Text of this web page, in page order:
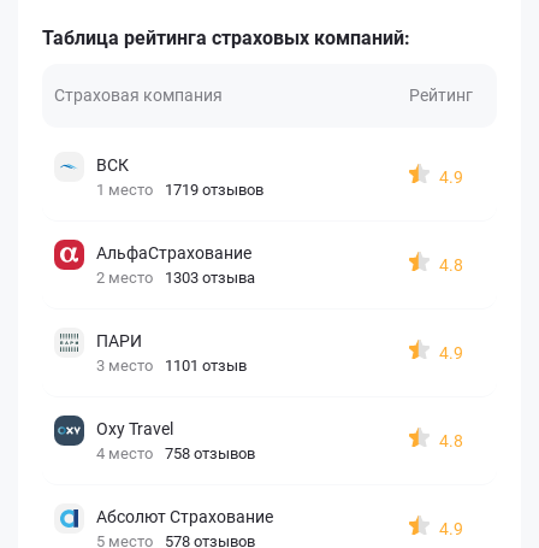
Таблица рейтинга страховых компаний:
Страховая компания Рейтинг
ВСК
1 место 1719 отзывов
4.9
АльфаСтрахование
2 место 1303 отзыва
4.8
ПАРИ
3 место 1101 отзыв
4.9
Oxy Travel
4 место 758 отзывов
4.8
Абсолют Страхование
5 место 578 отзывов
4.9